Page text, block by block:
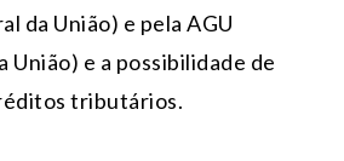
da União) e pela AGU
União) e a possibilidade de
tributários.